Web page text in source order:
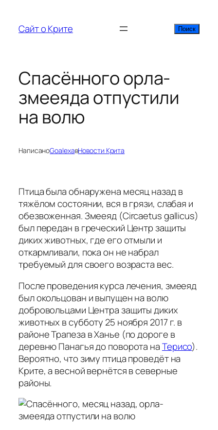
содержимому
Сайт о Крите Поиск
Поиск
Спасённого орла-
змееяда отпустили
на волю
НаписаноGoalexaвНовости Крита
Птица была обнаружена месяц назад в
тяжёлом состоянии, вся в грязи, слабая и
обезвоженная. Змееяд (Circaetus gallicus)
был передан в греческий Центр защиты
диких животных, где его отмыли и
откармливали, пока он не набрал
требуемый для своего возраста вес.
После проведения курса лечения, змееяд
был окольцован и выпущен на волю
добровольцами Центра защиты диких
животных в субботу 25 ноября 2017 г. в
районе Трапеза в Ханье (по дороге в
деревню Панагья до поворота наТерисо).
Вероятно, что зиму птица проведёт на
Крите, а весной вернётся в северные
районы.